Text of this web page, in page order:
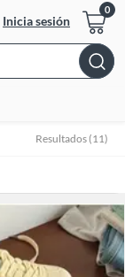
Inicia sesión
Resultados (11)